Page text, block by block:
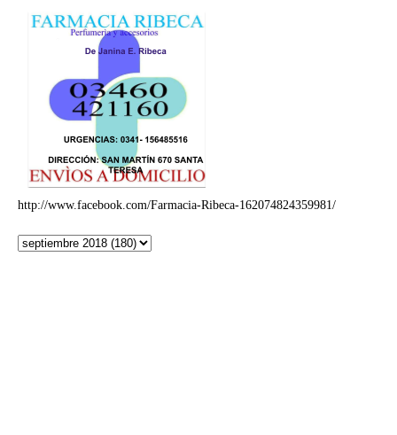
http://www.facebook.com/Farmacia-Ribeca-162074824359981/